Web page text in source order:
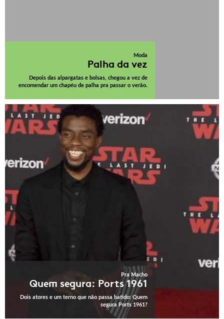
Moda
Palha da vez
Depois das alpargatas e bolsas, chegou a vez de
encomendar um chapéu de palha pra passar o verão.
Pra Macho
Quem segura: Ports 1961
Dois atores e um terno que não passa batido: Quem
segura Ports 1961?